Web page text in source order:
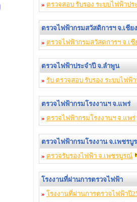
» ตรวจสอบ รับรอง ระบบไฟฟ้าปร
ตรวจไฟฟ้ากรมสวัสดิการฯ จ.เชี
» ตรวจไฟฟ้ากรมสวัสดการฯ จ.เ
ตรวจไฟฟ้าประจำปี จ.ลำพูน
» รับ ตรวจสอบ รับรอง ระบบไฟฟ้
ตรวจไฟฟ้ากรมโรงงานฯ จ.แพร่
» ตรวจไฟฟ้ากรมโรงงานฯ จ.แพร่
ตรวจไฟฟ้ากรมโรงงาน จ.เพชร
» ตรวจรับรองไฟฟ้า จ.เพชรบูรณ์
โรงงานที่ผ่านการตรวจไฟฟ้า
» โรงงานที่ผ่านการตรวจไฟฟ้าปี